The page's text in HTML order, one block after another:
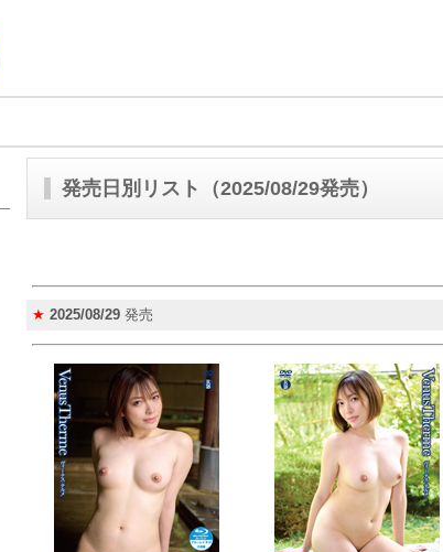
発売日別リスト（2025/08/29発売）
★ 2025/08/29 発売